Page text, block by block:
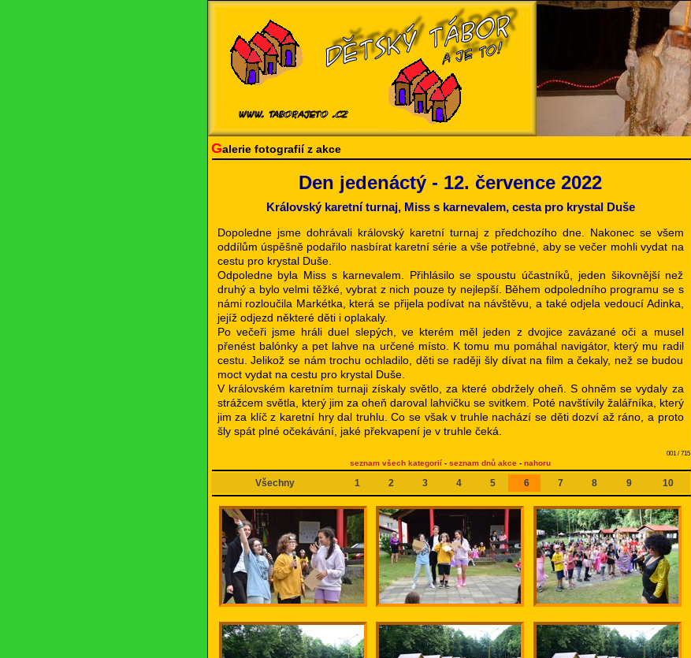
Galerie fotografií z akce
Den jedenáctý - 12. července 2022
Královský karetní turnaj, Miss s karnevalem, cesta pro krystal Duše
Dopoledne jsme dohrávali královský karetní turnaj z předchozího dne. Nakonec se všem
oddílům úspěšně podařilo nasbírat karetní série a vše potřebné, aby se večer mohli vydat na
cestu pro krystal Duše.
Odpoledne byla Miss s karnevalem. Přihlásilo se spoustu účastníků, jeden šikovnější než
druhý a bylo velmi těžké, vybrat z nich pouze ty nejlepší. Během odpoledního programu se s
námi rozloučila Markétka, která se přijela podívat na návštěvu, a také odjela vedoucí Adinka,
jejíž odjezd některé děti i oplakaly.
Po večeři jsme hráli duel slepých, ve kterém měl jeden z dvojice zavázané oči a musel
přenést balónky a pet lahve na určené místo. K tomu mu pomáhal navigátor, který mu radil
cestu. Jelikož se nám trochu ochladilo, děti se raději šly dívat na film a čekaly, než se budou
moct vydat na cestu pro krystal Duše.
V královském karetním turnaji získaly světlo, za které obdržely oheň. S ohněm se vydaly za
strážcem světla, který jim za oheň daroval lahvičku se svitkem. Poté navštívily žalářníka, který
jim za klíč z karetní hry dal truhlu. Co se však v truhle nachází se děti dozví až ráno, a proto
šly spát plné očekávání, jaké překvapení je v truhle čeká.
001 / 715
seznam všech kategorií - seznam dnů akce - nahoru
Všechny 1 2 3 4 5 6 7 8 9 10